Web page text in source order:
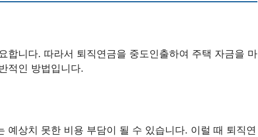
합니다. 따라서 퇴직연금을 중도인출하여 주택 자금을 마
적인 방법입니다.
예상치 못한 비용 부담이 될 수 있습니다. 이럴 때 퇴직연